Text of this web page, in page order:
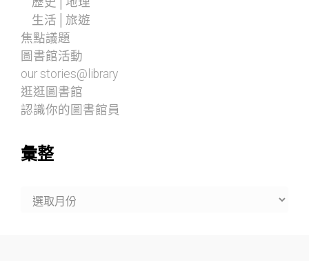
生活│旅遊
焦點議題
圖書館活動
our stories@library
逛逛圖書館
認識你的圖書館員
彙整